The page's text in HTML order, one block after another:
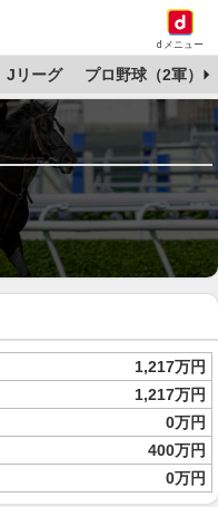
dメニュー
Jリーグ プロ野球（2軍）
1,217万円
1,217万円
0万円
400万円
0万円